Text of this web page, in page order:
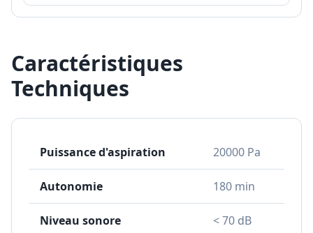
Caractéristiques
Techniques
Puissance d'aspiration 20000 Pa
Autonomie 180 min
Niveau sonore < 70 dB